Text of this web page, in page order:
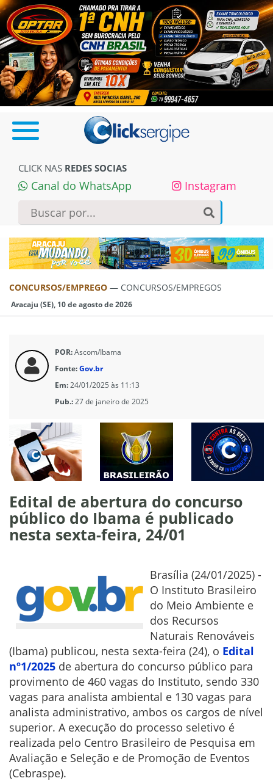
CLICK NAS REDES SOCIAS
Canal do WhatsApp Instagram
CONCURSOS/EMPREGO — CONCURSOS/EMPREGOS
Aracaju (SE), 10 de agosto de 2026
POR:Ascom/Ibama
Fonte:Gov.br
Em:24/01/2025 às 11:13
Pub.:27 de janeiro de 2025
Edital de abertura do concurso
público do Ibama é publicado
nesta sexta-feira, 24/01
Brasília (24/01/2025) -
O Instituto Brasileiro
do Meio Ambiente e
dos Recursos
Naturais Renováveis
(Ibama) publicou, nesta sexta-feira (24), o Edital
nº1/2025 de abertura do concurso público para
provimento de 460 vagas do Instituto, sendo 330
vagas para analista ambiental e 130 vagas para
analista administrativo, ambos os cargos de nível
superior. A execução do processo seletivo é
realizada pelo Centro Brasileiro de Pesquisa em
Avaliação e Seleção e de Promoção de Eventos
(Cebraspe).